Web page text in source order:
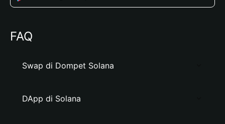
FAQ
Swap di Dompet Solana
DApp di Solana